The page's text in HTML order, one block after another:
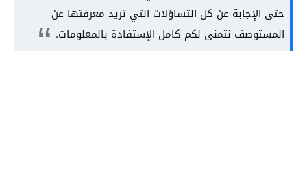
حتى الإجابة عن كل التساؤلات التي تريد معرفتها عن
المستوصف نتمنى لكم كامل الإستفادة بالمعلومات.